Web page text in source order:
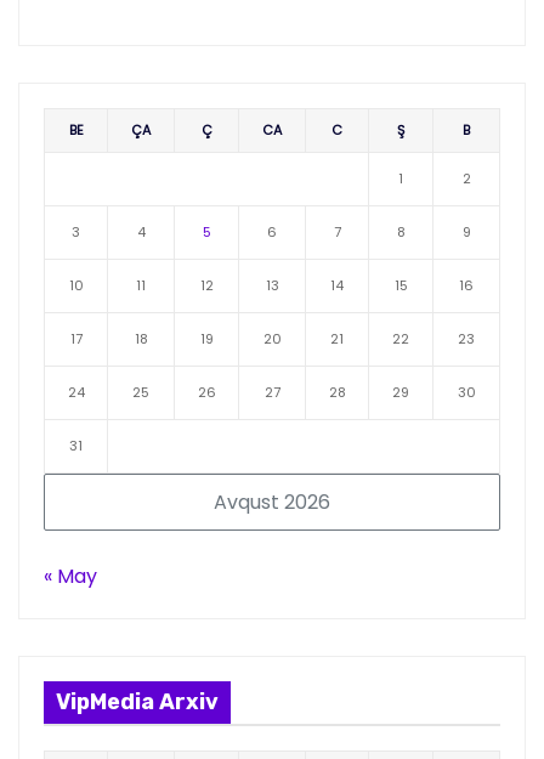
Avqust 2026
BE ÇA Ç CA C Ş B
1 2
3 4 5 6 7 8 9
10 11 12 13 14 15 16
17 18 19 20 21 22 23
24 25 26 27 28 29 30
31
« May
VipMedia Arxiv